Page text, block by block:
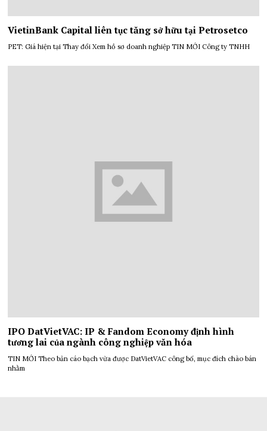
VietinBank Capital liên tục tăng sở hữu tại Petrosetco
PET: Giá hiện tại Thay đổi Xem hồ sơ doanh nghiệp TIN MỚI Công ty TNHH
IPO DatVietVAC: IP & Fandom Economy định hình
tương lai của ngành công nghiệp văn hóa
TIN MỚI Theo bản cáo bạch vừa được DatVietVAC công bố, mục đích chào bán
nhằm